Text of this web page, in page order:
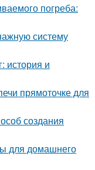
погреба:
систему
история и
прямоточке для
создания
для домашнего